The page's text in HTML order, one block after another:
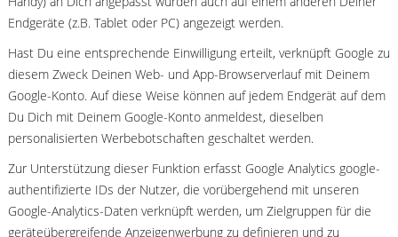
Endgeräte (z.B. Tablet oder PC) angezeigt werden.
Hast Du eine entsprechende Einwilligung erteilt, verknüpft Google zu
diesem Zweck Deinen Web- und App-Browserverlauf mit Deinem
Google-Konto. Auf diese Weise können auf jedem Endgerät auf dem
Du Dich mit Deinem Google-Konto anmeldest, dieselben
personalisierten Werbebotschaften geschaltet werden.
Zur Unterstützung dieser Funktion erfasst Google Analytics google-
authentifizierte IDs der Nutzer, die vorübergehend mit unseren
Google-Analytics-Daten verknüpft werden, um Zielgruppen für die
geräteübergreifende Anzeigenwerbung zu definieren und zu